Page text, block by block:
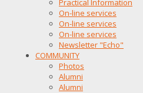
Practical Information
On-line services
On-line services
On-line services
Newsletter "Echo"
COMMUNITY
Photos
Alumni
Alumni